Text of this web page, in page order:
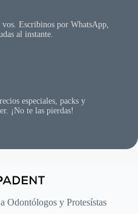
vos. Escribinos por WhatsApp,
al instante.
especiales, packs y
¡No te las pierdas!
Odontólogos y Protesístas